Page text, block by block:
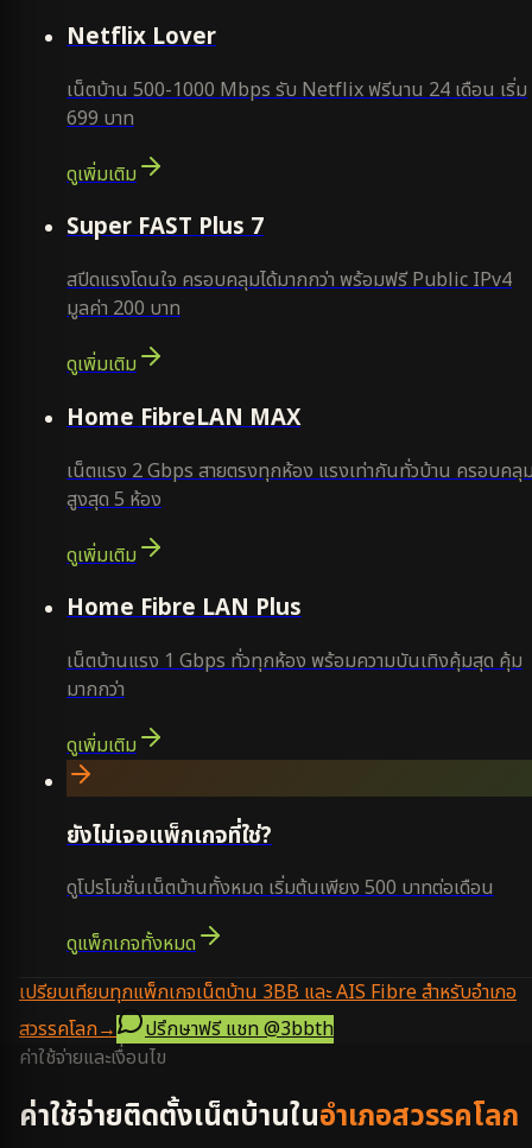
Netflix Lover
เน็ตบ้าน 500-1000 Mbps รับ Netflix ฟรีนาน 24 เดือน เริ่ม
699 บาท
ดูเพิ่มเติม
Super FAST Plus 7
สปีดแรงโดนใจ ครอบคลุมได้มากกว่า พร้อมฟรี Public IPv4
มูลค่า 200 บาท
ดูเพิ่มเติม
Home FibreLAN MAX
เน็ตแรง 2 Gbps สายตรงทุกห้อง แรงเท่ากันทั่วบ้าน ครอบคลุ
สูงสุด 5 ห้อง
ดูเพิ่มเติม
Home Fibre LAN Plus
เน็ตบ้านแรง 1 Gbps ทั่วทุกห้อง พร้อมความบันเทิงคุ้มสุด คุ้ม
มากกว่า
ดูเพิ่มเติม
ยังไม่เจอแพ็กเกจที่ใช่?
ดูโปรโมชั่นเน็ตบ้านทั้งหมด เริ่มต้นเพียง 500 บาทต่อเดือน
ดูแพ็กเกจทั้งหมด
เปรียบเทียบทุกแพ็กเกจเน็ตบ้าน 3BB และ AIS Fibre สำหรับอำเภอ
สวรรคโลก→ ปรึกษาฟรี แชท@3bbth
ค่าใช้จ่ายและเงื่อนไข
ค่าใช้จ่ายติดตั้งเน็ตบ้านในอำเภอสวรรคโลก